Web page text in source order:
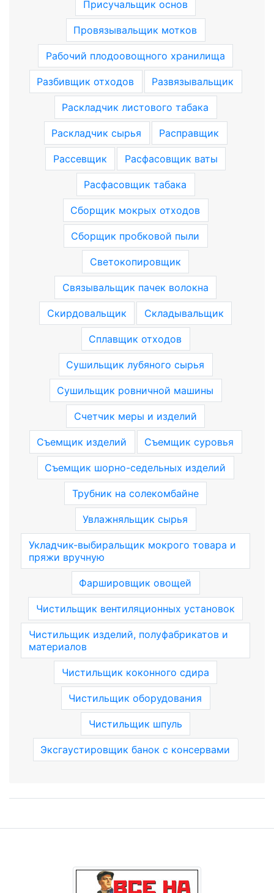
Присучальщик основ
Провязывальщик мотков
Рабочий плодоовощного хранилища
Разбивщик отходов Развязывальщик
Раскладчик листового табака
Раскладчик сырья Расправщик
Рассевщик Расфасовщик ваты
Расфасовщик табака
Сборщик мокрых отходов
Сборщик пробковой пыли
Светокопировщик
Связывальщик пачек волокна
Скирдовальщик Складывальщик
Сплавщик отходов
Сушильщик лубяного сырья
Сушильщик ровничной машины
Счетчик меры и изделий
Съемщик изделий Съемщик суровья
Съемщик шорно-седельных изделий
Трубник на солекомбайне
Увлажняльщик сырья
Укладчик-выбиральщик мокрого товара и
пряжи вручную
Фаршировщик овощей
Чистильщик вентиляционных установок
Чистильщик изделий, полуфабрикатов и
материалов
Чистильщик коконного сдира
Чистильщик оборудования
Чистильщик шпуль
Эксгаустировщик банок с консервами